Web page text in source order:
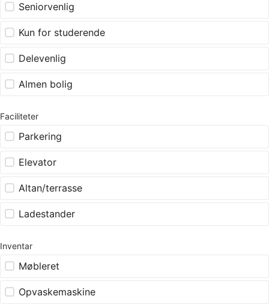
Seniorvenlig
Kun for studerende
Delevenlig
Almen bolig
Faciliteter
Parkering
Elevator
Altan/terrasse
Ladestander
Inventar
Møbleret
Opvaskemaskine